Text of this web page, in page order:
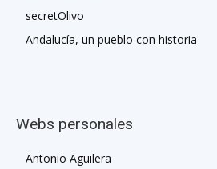
secretOlivo
Andalucía, un pueblo con historia
Webs personales
Antonio Aguilera